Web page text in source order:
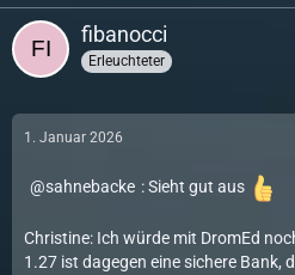
fibanocci
Erleuchteter
1. Januar 2026
sahnebacke : Sieht gut aus
Christine: Ich würde mit DromEd
1.27 ist dagegen eine sichere Bank,